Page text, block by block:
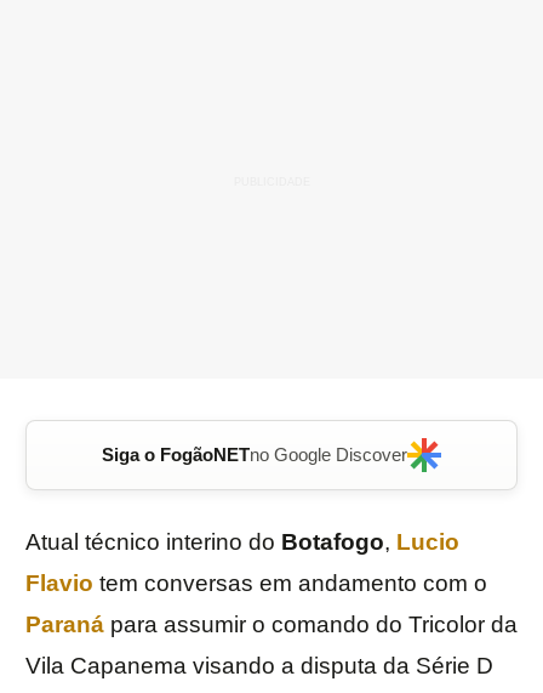
Siga o FogãoNETno Google Discover
Atual técnico interino do Botafogo, Lucio
Flavio tem conversas em andamento com o
Paraná para assumir o comando do Tricolor da
Vila Capanema visando a disputa da Série D